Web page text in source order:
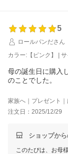
5
ロールパンださん
カラー:【ピンク】 | サ
母の誕生日に購入
のことでした。
家族へ｜プレゼント
注文日：2025/12/29
ショップか
このたびは、お母